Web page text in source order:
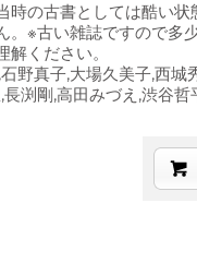
時の古書としては酷い状
。※古い雑誌ですので多
解ください。
野真子,大場久美子,西城
渕剛,高田みづえ,渋谷哲